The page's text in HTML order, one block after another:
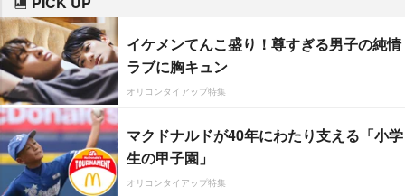
イケメンてんこ盛り！尊すぎる男子の純情
ラブに胸キュン
オリコンタイアップ特集
マクドナルドが40年にわたり支える「小学
生の甲子園」
オリコンタイアップ特集